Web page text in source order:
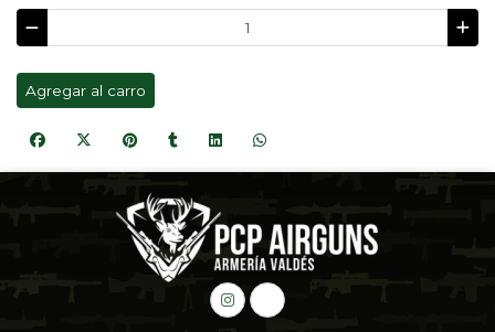
Agregar al carro